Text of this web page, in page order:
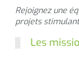
Rejoignez une
projets
Les